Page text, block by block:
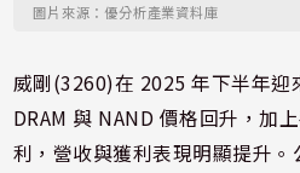
圖片來源：優分析產業資料庫
威剛(3260)在 2025 年下半年迎
DRAM 與 NAND 價格回升，加
利，營收與獲利表現明顯提升